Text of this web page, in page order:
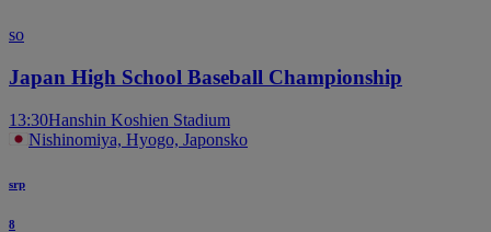
so
Japan High School Baseball Championship
13:30Hanshin Koshien Stadium
Nishinomiya, Hyogo, Japonsko
srp
8